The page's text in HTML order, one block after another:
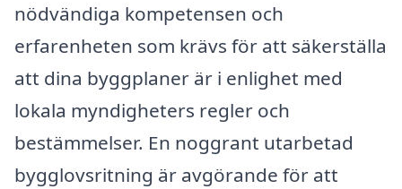
nödvändiga kompetensen och
erfarenheten som krävs för att säkerställa
att dina byggplaner är i enlighet med
lokala myndigheters regler och
bestämmelser. En noggrant utarbetad
bygglovsritning är avgörande för att